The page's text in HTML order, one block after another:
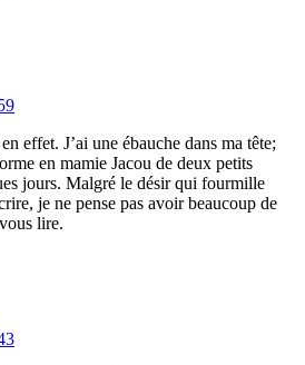
effet. J’ai une ébauche dans ma tête;
en mamie Jacou de deux petits
jours. Malgré le désir qui fourmille
je ne pense pas avoir beaucoup de
lire.